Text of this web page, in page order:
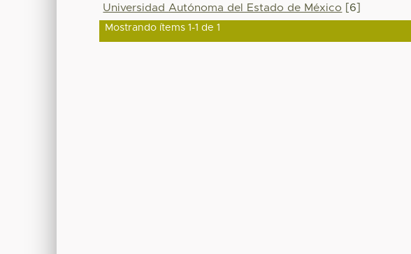
Universidad Autónoma del Estado de México [6]
Mostrando ítems 1-1 de 1